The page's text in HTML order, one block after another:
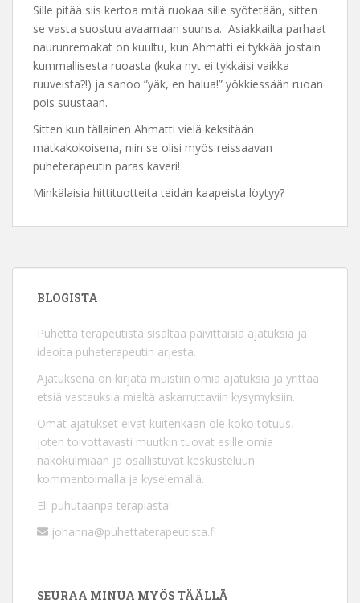
Sille pitää siis kertoa mitä ruokaa sille syötetään, sitten
se vasta suostuu avaamaan suunsa. Asiakkailta parhaat
naurunremakat on kuultu, kun Ahmatti ei tykkää jostain
kummallisesta ruoasta (kuka nyt ei tykkäisi vaikka
ruuveista?!) ja sanoo ”yäk, en halua!” yökkiessään ruoan
pois suustaan.
Sitten kun tällainen Ahmatti vielä keksitään
matkakokoisena, niin se olisi myös reissaavan
puheterapeutin paras kaveri!
Minkälaisia hittituotteita teidän kaapeista löytyy?
BLOGISTA
Puhetta terapeutista sisältää päivittäisiä ajatuksia ja
ideoita puheterapeutin arjesta.
Ajatuksena on kirjata muistiin omia ajatuksia ja yrittää
etsiä vastauksia mieltä askarruttaviin kysymyksiin.
Omat ajatukset eivät kuitenkaan ole koko totuus,
joten toivottavasti muutkin tuovat esille omia
näkökulmiaan ja osallistuvat keskusteluun
kommentoimalla ja kyselemällä.
Eli puhutaanpa terapiasta!
johanna@puhettaterapeutista.fi
SEURAA MINUA MYÖS TÄÄLLÄ